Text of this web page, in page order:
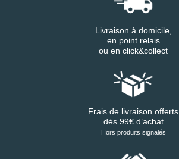
Livraison à domicile,
en point relais
ou en click&collect
Frais de livraison offerts
dès 99€ d’achat
Hors produits signalés